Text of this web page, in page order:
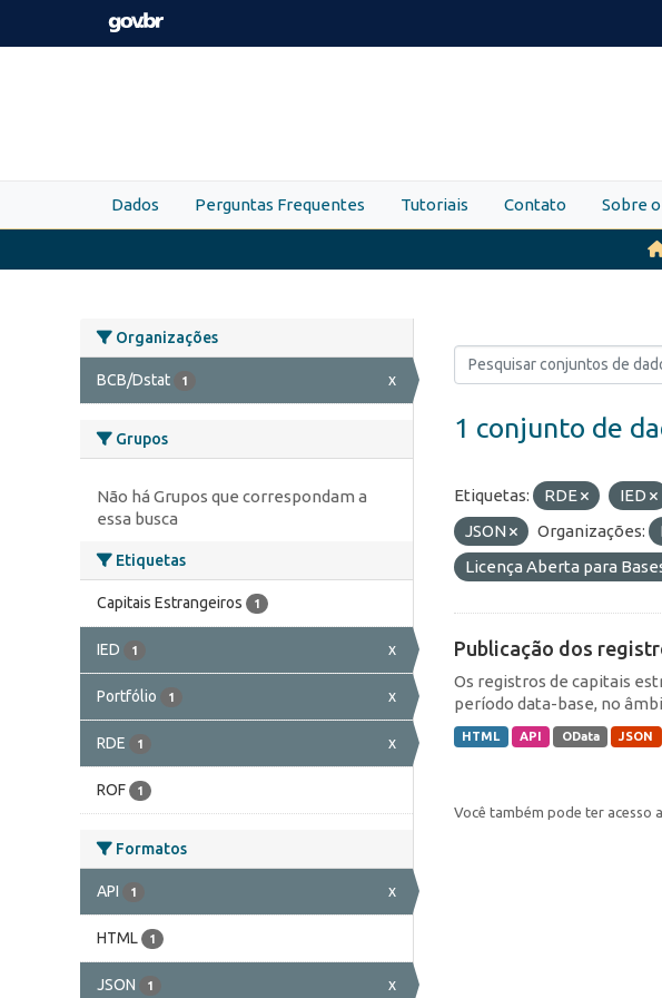
Skip to main content
Dados Perguntas Frequentes Tutoriais Contato Sobre
Organizações
BCB/Dstat 1 x
Grupos
Não há Grupos que correspondam a
essa busca
Etiquetas
Capitais Estrangeiros 1
IED 1 x
Portfólio 1 x
RDE 1 x
ROF 1
Formatos
API 1 x
HTML 1
JSON 1 x
1 conjunto de
Etiquetas: RDE IED
JSON
Organizações:
Licença Aberta para
Publicação dos
Os registros de capitais
período data-base, no
HTML API OData JSON
Você também pode ter acesso